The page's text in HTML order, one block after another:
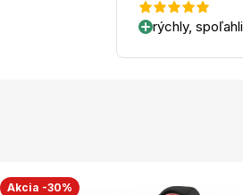
rýchly,
Akcia -30%